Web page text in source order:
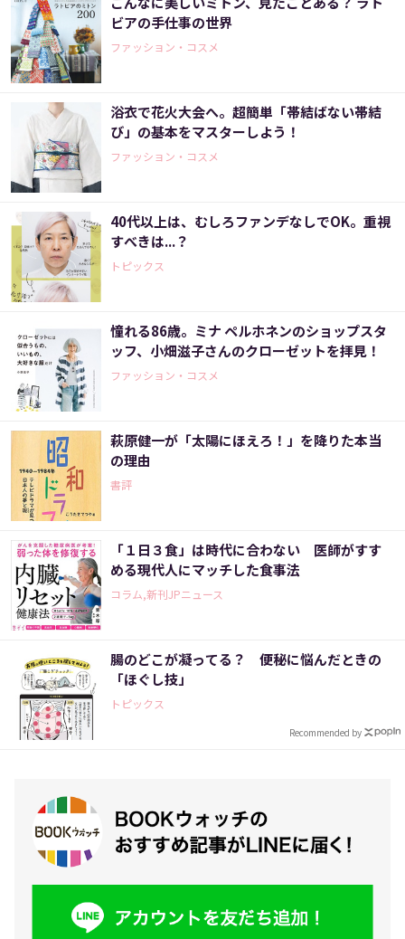
ビアの手仕事の世界
ファッション・コスメ
浴衣で花火大会へ。超簡単「帯結ばない帯結
び」の基本をマスターしよう！
ファッション・コスメ
40代以上は、むしろファンデなしでOK。重視
すべきは...？
トピックス
憧れる86歳。ミナ ペルホネンのショップスタ
ッフ、小畑滋子さんのクローゼットを拝見！
ファッション・コスメ
萩原健一が「太陽にほえろ！」を降りた本当
の理由
書評
「１日３食」は時代に合わない 医師がすす
める現代人にマッチした食事法
コラム,新刊JPニュース
腸のどこが凝ってる？ 便秘に悩んだときの
「ほぐし技」
トピックス
Recommended by